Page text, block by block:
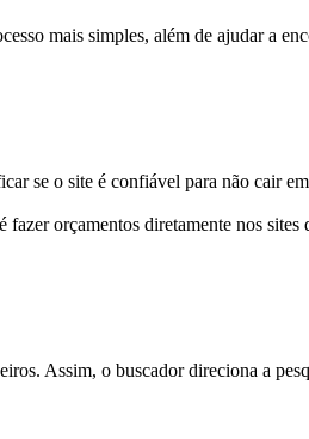
mais simples, além de ajudar a
se o site é confiável para não cair
orçamentos diretamente nos sites
Assim, o buscador direciona a